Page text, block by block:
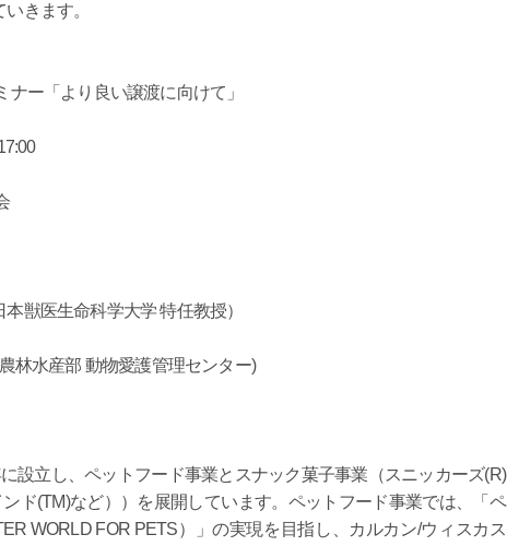
きます。
ー「より良い譲渡に向けて」
医生命科学大学 特任教授）
水産部 動物愛護管理センター)
設立し、ペットフード事業とスナック菓子事業（スニッカーズ(R)
ンド(TM)など））を展開しています。ペットフード事業では、「ペ
WORLD FOR PETS）」の実現を目指し、カルカン/ウィスカス